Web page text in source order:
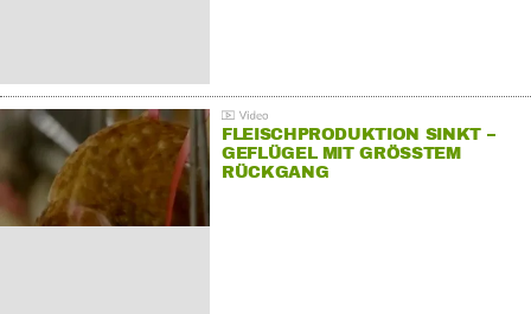
FLEISCHPRODUKTION SINKT –
GEFLÜGEL MIT GRÖSSTEM R
ÜCKGANG